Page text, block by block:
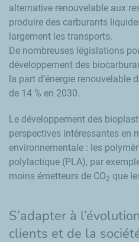
alternative renouvelable aux
produire des carburants
largement les transports.
De nombreuses législations
développement des
la part d’énergie renouvelable
de 14 % en 2030.
Le développement des
perspectives intéressantes en
environnementale : les
polylactique (PLA), par
moins émetteurs de CO2 que
S’adapter à
clients et de la